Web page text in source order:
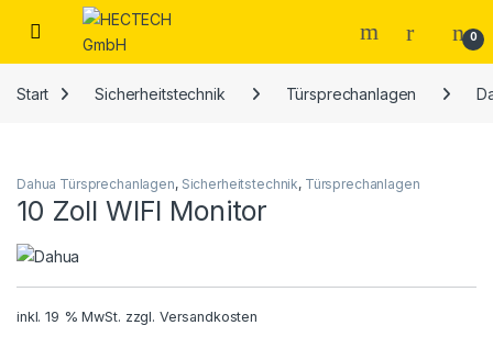
Open 0
Start Sicherheitstechnik Türsprechanlagen
Dahua Türsprechanlagen, Sicherheitstechnik, Türsprechanlagen
10 Zoll WIFI Monitor
inkl. 19 % MwSt. zzgl. Versandkosten